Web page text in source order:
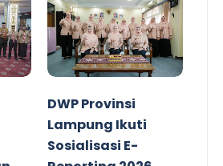
DWP Provinsi
Lampung Ikuti
Sosialisasi E-